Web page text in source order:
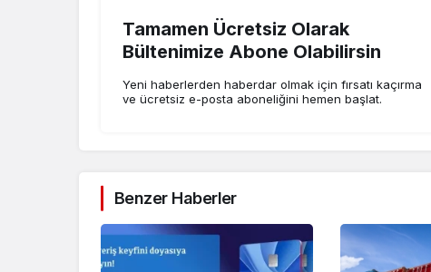
Tamamen Ücretsiz Olarak
Bültenimize Abone Olabilirsin
Yeni haberlerden haberdar olmak için fırsatı kaçırma
ve ücretsiz e-posta aboneliğini hemen başlat.
Benzer Haberler